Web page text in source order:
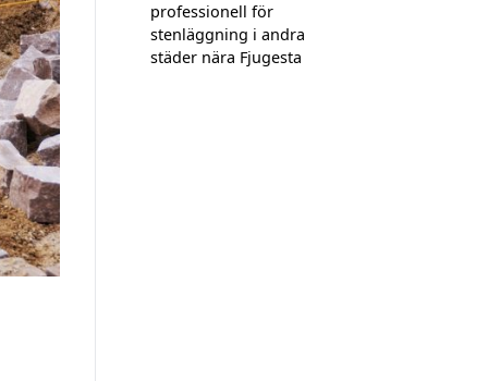
professionell för
stenläggning i andra
städer nära Fjugesta